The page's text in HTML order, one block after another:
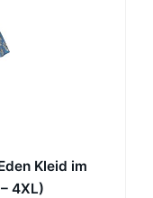
Kleid im
4XL)